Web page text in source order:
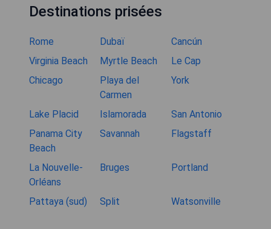
Destinations prisées
Rome Dubaï
Cancún
Virginia Beach
Myrtle Beach
Le Cap
Chicago
Playa del
Carmen
York
Lake Placid Islamorada
San Antonio
Panama City
Beach
Savannah Flagstaff
La Nouvelle-
Orléans
Bruges Portland
Pattaya (sud) Split Watsonville